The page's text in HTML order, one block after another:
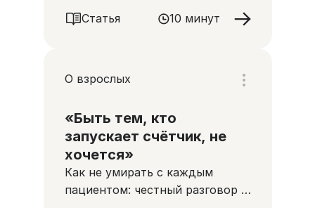
Статья
10 минут
О взрослых
«Быть тем, кто
запускает счётчик, не
хочется»
Как не умирать с каждым
пациентом: честный разговор с